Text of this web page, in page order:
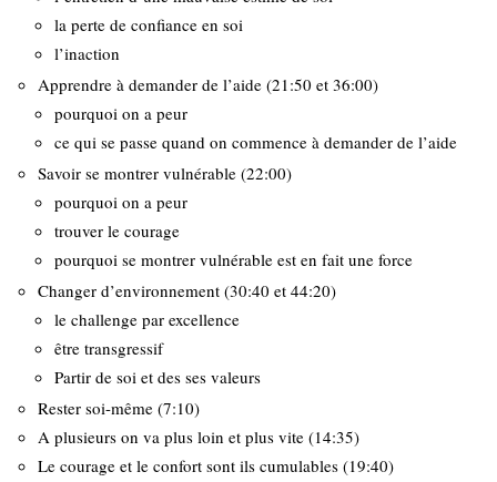
la perte de confiance en soi
l’inaction
Apprendre à demander de l’aide (21:50 et 36:00)
pourquoi on a peur
ce qui se passe quand on commence à demander de l’aide
Savoir se montrer vulnérable (22:00)
pourquoi on a peur
trouver le courage
pourquoi se montrer vulnérable est en fait une force
Changer d’environnement (30:40 et 44:20)
le challenge par excellence
être transgressif
Partir de soi et des ses valeurs
Rester soi-même (7:10)
A plusieurs on va plus loin et plus vite (14:35)
Le courage et le confort sont ils cumulables (19:40)